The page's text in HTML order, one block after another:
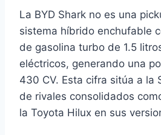
La BYD Shark no es una
sistema híbrido enchufable
de gasolina turbo de 1.5
eléctricos, generando una
430 CV. Esta cifra sitúa a la
de rivales consolidados
la Toyota Hilux en sus